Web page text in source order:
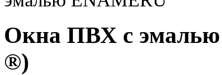
Окна ПВХ с
®)